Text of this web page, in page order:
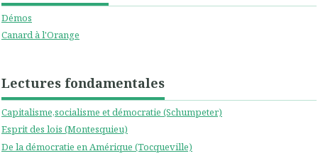
Démos
Canard à l'Orange
Lectures fondamentales
Capitalisme,socialisme et démocratie (Schumpeter)
Esprit des lois (Montesquieu)
De la démocratie en Amérique (Tocqueville)